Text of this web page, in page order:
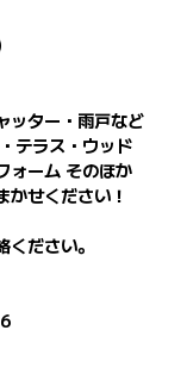
ッター・雨戸など
テラス・ウッド
ォーム そのほか
せください！
ださい。